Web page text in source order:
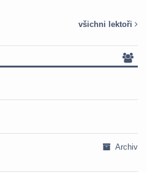
všichni lektoři
Archiv